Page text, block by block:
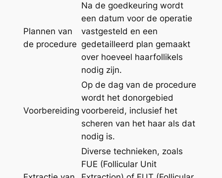
Plannen van
de procedure
Na de goedkeuring wordt
een datum voor de operatie
vastgesteld en een
gedetailleerd plan gemaakt
over hoeveel haarfollikels
nodig zijn.
Voorbereiding
Op de dag van de procedure
wordt het donorgebied
voorbereid, inclusief het
scheren van het haar als dat
nodig is.
Diverse technieken, zoals
FUE (Follicular Unit